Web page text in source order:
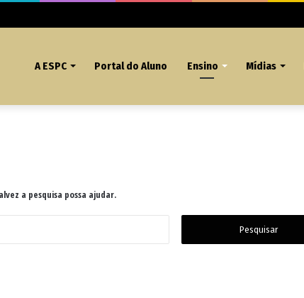
A ESPC Portal do Aluno Ensino Mídias
a pesquisa possa ajudar.